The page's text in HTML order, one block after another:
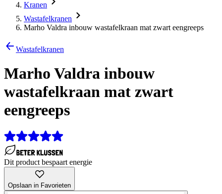
Kranen
Wastafelkranen
Marho Valdra inbouw wastafelkraan mat zwart eengreeps
Wastafelkranen
Marho Valdra inbouw
wastafelkraan mat zwart
eengreeps
Dit product bespaart energie
Opslaan in Favorieten